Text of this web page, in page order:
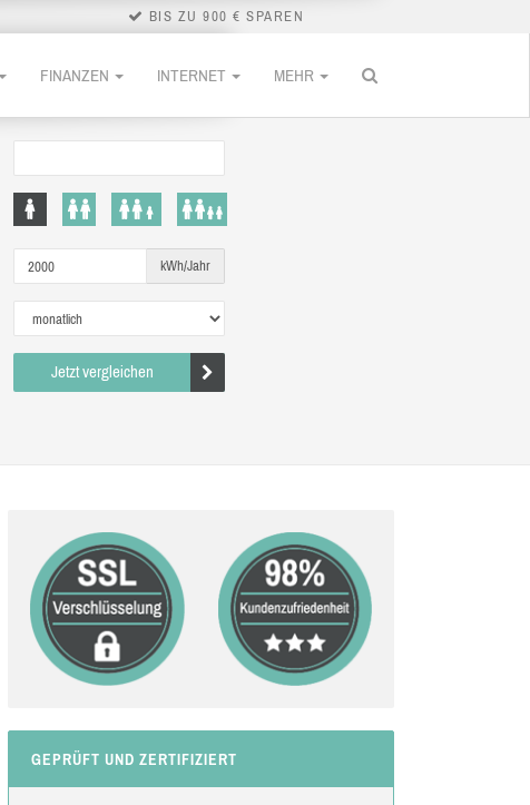
BIS ZU 900 € SPAREN
FINANZEN INTERNET MEHR
kWh/Jahr
Jetzt vergleichen
GEPRÜFT UND ZERTIFIZIERT